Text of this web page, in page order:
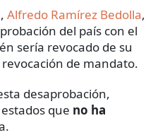
Alfredo Ramírez Bedolla,
del país con el
sería revocado de su
de mandato.
desaprobación,
que no ha